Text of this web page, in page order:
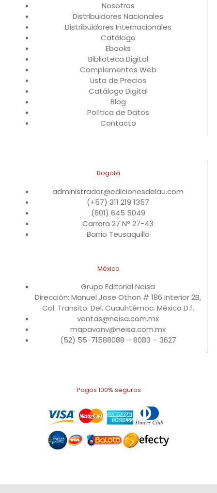
Nosotros
Distribuidores Nacionales
Distribuidores Internacionales
Catálogo
Ebooks
Biblioteca Digital
Complementos Web
Lista de Precios
Catálogo Digital
Blog
Política de Datos
Contacto
Bogotá
administrador@edicionesdelau.com
(+57) 311 219 1357
(601) 645 5049
Carrera 27 N° 27-43
Barrio Teusaquillo
México
Grupo Editorial Neisa
Dirección: Manuel Jose Othon # 186 Interior 2B,
Col. Transito. Del. Cuauhtémoc. México D.f.
ventas@neisa.com.mx
mapavonv@neisa.com.mx
(52) 55-71588088 – 8083 – 3627
Pagos 100% seguros